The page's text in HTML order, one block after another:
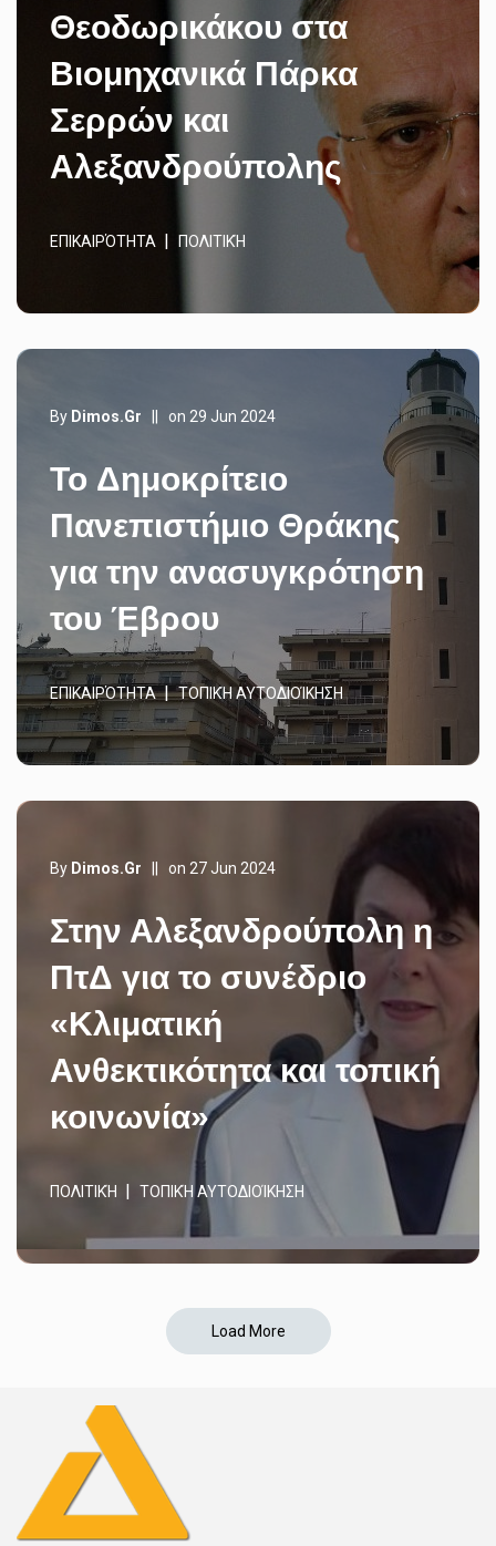
Θεοδωρικάκου στα
Βιομηχανικά Πάρκα
Σερρών και
Αλεξανδρούπολης
ΕΠΙΚΑΙΡΌΤΗΤΑ ΠΟΛΙΤΙΚΉ
By Dimos.gr on 29 Jun 2024
To Δημοκρίτειο
Πανεπιστήμιο Θράκης
για την ανασυγκρότηση
του Έβρου
ΕΠΙΚΑΙΡΌΤΗΤΑ ΤΟΠΙΚΉ ΑΥΤΟΔΙΟΊΚΗΣΗ
By Dimos.gr on 27 Jun 2024
Στην Αλεξανδρούπολη η
ΠτΔ για το συνέδριο
«Κλιματική
Ανθεκτικότητα και τοπική
κοινωνία»
ΠΟΛΙΤΙΚΉ ΤΟΠΙΚΉ ΑΥΤΟΔΙΟΊΚΗΣΗ
Load More